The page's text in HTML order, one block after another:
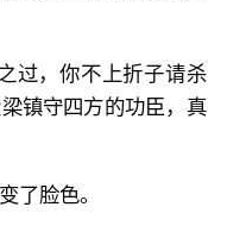
过，你不上折子请杀
镇守四方的功臣，真
了脸色。